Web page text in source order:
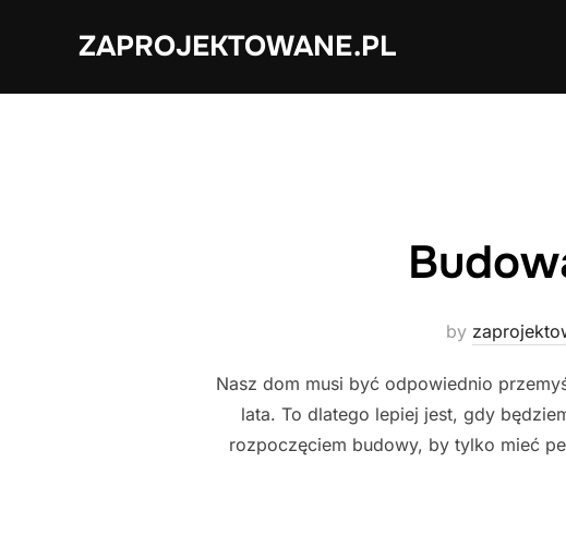
ZAPROJEKTOWANE.PL
by
Nasz dom musi być odpowiednio
lata. To dlatego lepiej jest, gdy
rozpoczęciem budowy, by tylko mieć